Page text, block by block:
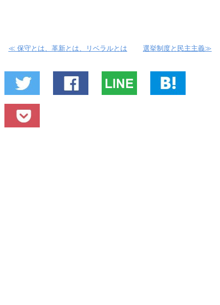
≪ 保守とは、革新とは、リベラルとは 選挙制度と民主主義≫